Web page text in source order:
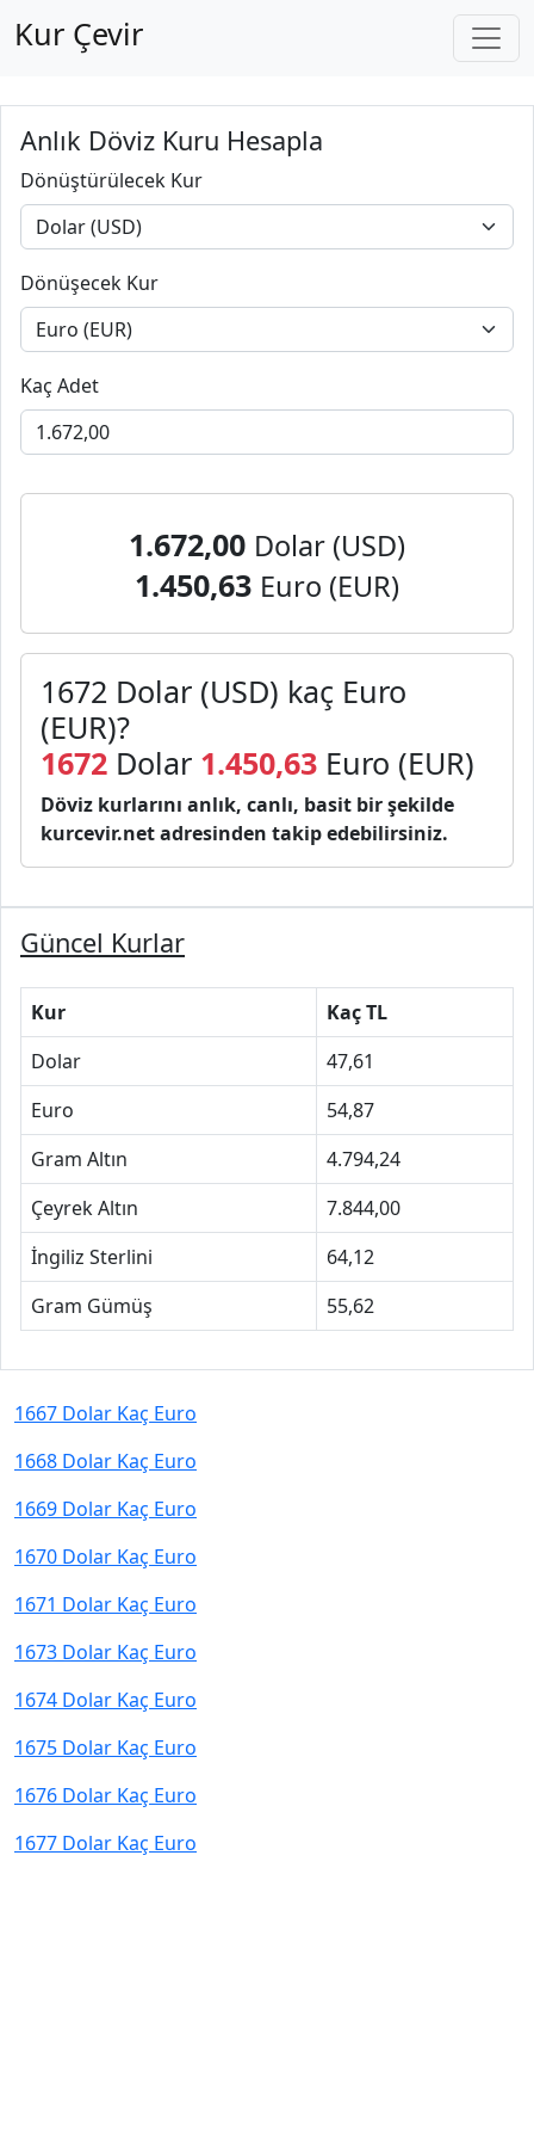
Kur Çevir
Anlık Döviz Kuru Hesapla
Dönüştürülecek Kur
Dönüşecek Kur
Kaç Adet
1.672,00 Dolar (USD)
1.450,63 Euro (EUR)
1672 Dolar (USD) kaç Euro
(EUR)?
1672 Dolar 1.450,63 Euro (EUR)
Döviz kurlarını anlık, canlı, basit bir şekilde
kurcevir.net adresinden takip edebilirsiniz.
Güncel Kurlar
Kur
Kaç TL
Dolar
47,61
Euro
54,87
Gram Altın
4.794,24
Çeyrek Altın
7.844,00
İngiliz Sterlini
64,12
Gram Gümüş
55,62
1667 Dolar Kaç Euro
1668 Dolar Kaç Euro
1669 Dolar Kaç Euro
1670 Dolar Kaç Euro
1671 Dolar Kaç Euro
1673 Dolar Kaç Euro
1674 Dolar Kaç Euro
1675 Dolar Kaç Euro
1676 Dolar Kaç Euro
1677 Dolar Kaç Euro